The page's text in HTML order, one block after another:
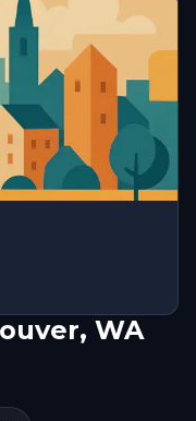
WA